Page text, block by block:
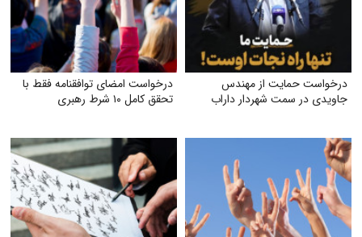
درخواست حمایت از مهندس
جاویدی در سمت شهردار داراب
درخواست امضای توافقنامه فقط با
تحقق کامل ۱۰ شرط رهبری